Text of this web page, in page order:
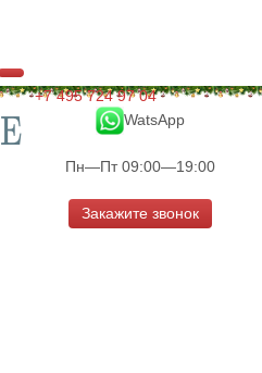
+7 495 724 97 04
WatsApp
Пн—Пт 09:00—19:00
Закажите звонок